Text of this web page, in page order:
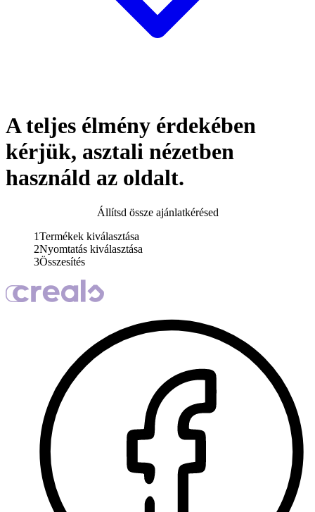
A teljes élmény érdekében
kérjük, asztali nézetben
használd az oldalt.
Állítsd össze ajánlatkérésed
1Termékek kiválasztása
2Nyomtatás kiválasztása
3Összesítés